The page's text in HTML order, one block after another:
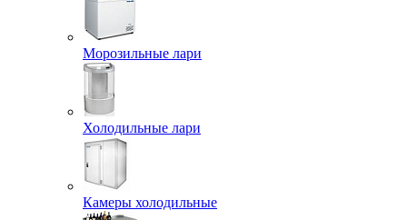
Морозильные лари
Холодильные лари
Камеры холодильные